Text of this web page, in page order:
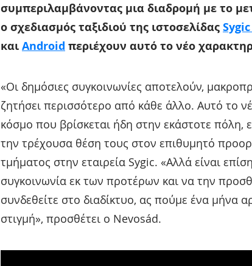
συμπεριλαμβάνοντας μια διαδρομή με το
o σχεδιασμός ταξιδιού της ιστοσελίδας
και Android περιέχουν αυτό το νέο
«Οι δημόσιες συγκοινωνίες αποτελούν,
ζητήσει περισσότερο από κάθε άλλο. Αυτό το
κόσμο που βρίσκεται ήδη στην εκάστοτε πόλη,
την τρέχουσα θέση τους στον επιθυμητό
τμήματος στην εταιρεία Sygic. «Αλλά είναι
συγκοινωνία εκ των προτέρων και να την
συνδεθείτε στο διαδίκτυο, ας πούμε ένα μήνα
στιγμή», προσθέτει ο Nevosád.